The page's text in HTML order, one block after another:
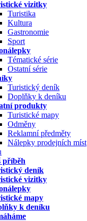
vizitky
Turistika
Kultura
Gastronomie
Sport
Tématické série
Ostatní série
Turistický deník
Doplňky k deníku
produkty
Turistické mapy
Odměny
Reklamní předměty
Nálepky prodejních míst
příběh
deník
vizitky
mapy
k deníku